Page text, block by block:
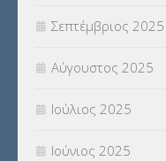
ΦΥΣΙΚΗ ΑΓΩΓΗ(692)
Χωρίς κατηγορία
Σεπτέμβριος 2025
Αύγουστος 2025
Ιούλιος 2025
Ιούνιος 2025